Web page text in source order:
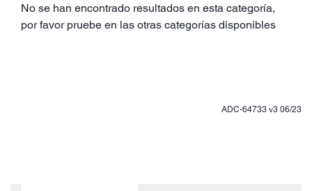
No se han encontrado resultados en esta categoría,
por favor pruebe en las otras categorías disponibles
ADC-64733 v3 06/23